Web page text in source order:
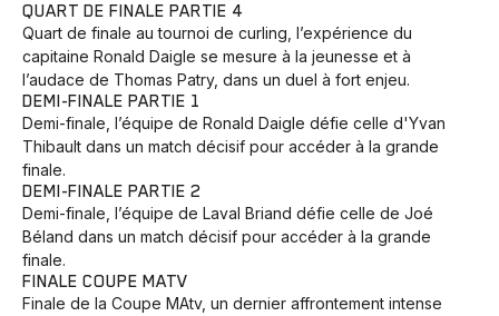
QUART DE FINALE PARTIE 4
Quart de finale au tournoi de curling, l’expérience du
capitaine Ronald Daigle se mesure à la jeunesse et à
l’audace de Thomas Patry, dans un duel à fort enjeu.
DEMI-FINALE PARTIE 1
Demi-finale, l’équipe de Ronald Daigle défie celle d'Yvan
Thibault dans un match décisif pour accéder à la grande
finale.
DEMI-FINALE PARTIE 2
Demi-finale, l’équipe de Laval Briand défie celle de Joé
Béland dans un match décisif pour accéder à la grande
finale.
FINALE COUPE MATV
Finale de la Coupe MAtv, un dernier affrontement intense